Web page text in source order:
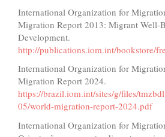
International Organization for
Migration Report 2013: Migrant Well-
Development.
http://publications.iom.int/bookstore/
International Organization for
Migration Report 2024.
https://brazil.iom.int/sites/g/files/
05/world-migration-report-2024.pdf
International Organization for